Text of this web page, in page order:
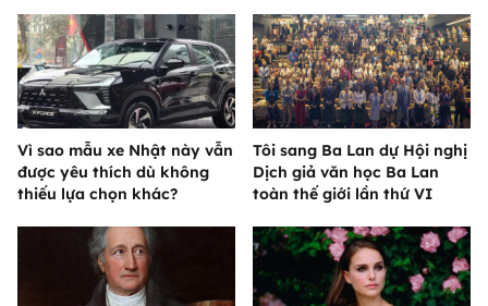
Vì sao mẫu xe Nhật này vẫn
được yêu thích dù không
thiếu lựa chọn khác?
Tôi sang Ba Lan dự Hội nghị
Dịch giả văn học Ba Lan
toàn thế giới lần thứ VI